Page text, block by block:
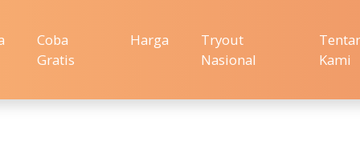
Coba
Gratis
Harga
Tryout
Nasional
Kami